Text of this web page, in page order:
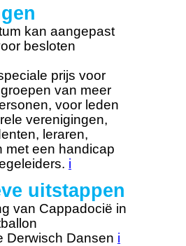
kan aangepast
besloten
prijs voor
van meer
voor leden
verenigingen,
leraren,
met een handicap
i
uitstappen
van Cappadocië in
Derwisch Dansen i